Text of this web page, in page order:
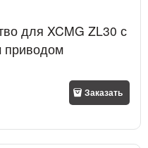
для XCMG ZL30 с
приводом
Заказать